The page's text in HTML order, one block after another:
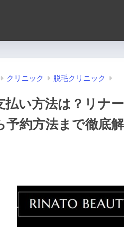
クリニック 脱毛クリニック
払い方法は？リナ
予約方法まで徹底解